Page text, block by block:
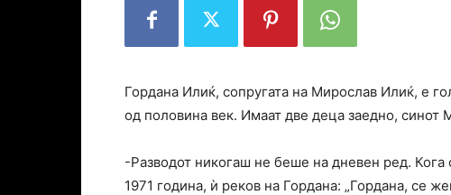
Гордана Илиќ, сопругата на Мирослав Илиќ, е
од половина век. Имаат две деца заедно, синот
-Разводот никогаш не беше на дневен ред.
1971 година, ѝ реков на Гордана: „Гордана, се